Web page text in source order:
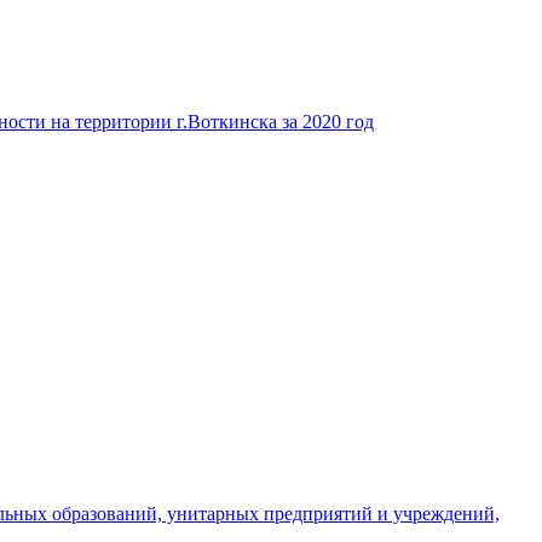
на территории г.Воткинска за 2020 год
образований, унитарных предприятий и учреждений,